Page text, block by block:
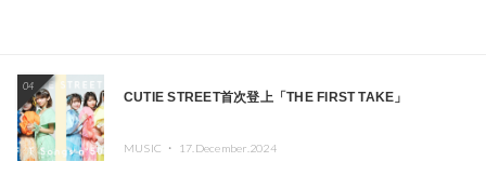
04
CUTIE STREET首次登上「THE FIRST TAKE」
MUSIC ・ 17.December.2024